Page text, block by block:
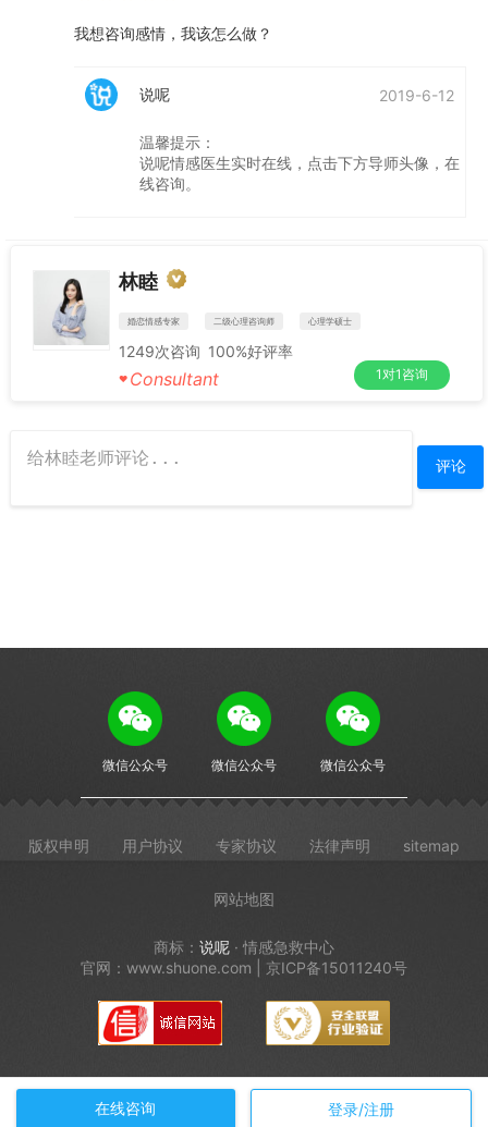
我想咨询感情，我该怎么做？
说呢 2019-6-12
温馨提示：
说呢情感医生实时在线，点击下方导师头像，在
线咨询。
林睦
婚恋情感专家 二级心理咨询师 心理学硕士
1249次咨询 100%好评率
♥ Consultant 1对1咨询
微信公众号 微信公众号 微信公众号
版权申明 用户协议 专家协议 法律声明 sitemap
网站地图
商标： 说呢 · 情感急救中心
官网：www.shuone.com | 京ICP备15011240号
在线咨询 登录/注册